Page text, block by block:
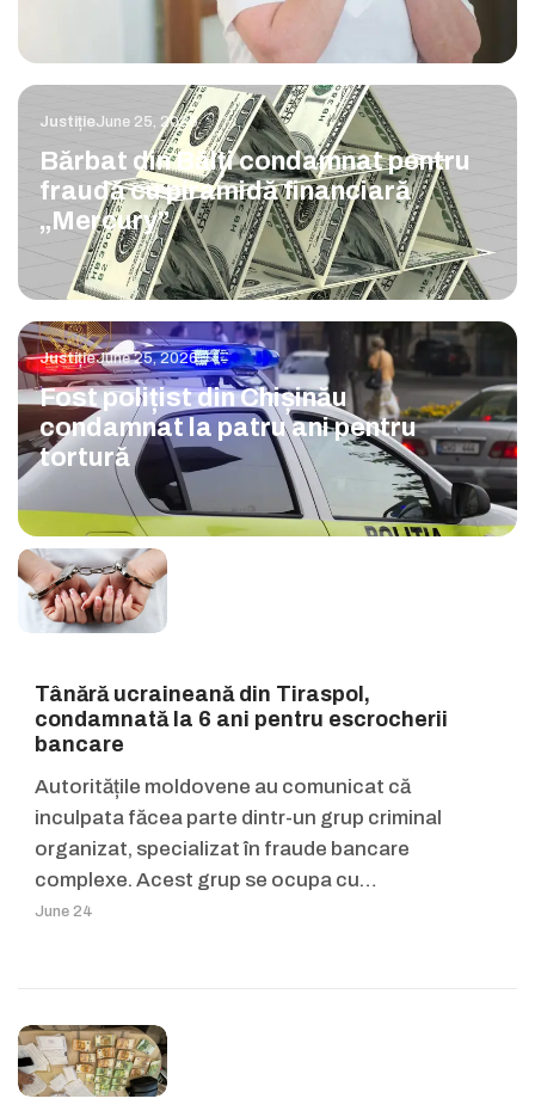
JustițieJune 25, 2026
Bărbat din Bălți condamnat pentru
fraudă cu piramidă financiară
„Mercury”
JustițieJune 25, 2026
Fost polițist din Chișinău
condamnat la patru ani pentru
tortură
Tânără ucraineană din Tiraspol,
condamnată la 6 ani pentru escrocherii
bancare
Autoritățile moldovene au comunicat că
inculpata făcea parte dintr-un grup criminal
organizat, specializat în fraude bancare
complexe. Acest grup se ocupa cu…
June 24